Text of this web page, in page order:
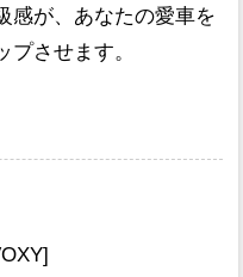
感が、あなたの愛車を
させます。